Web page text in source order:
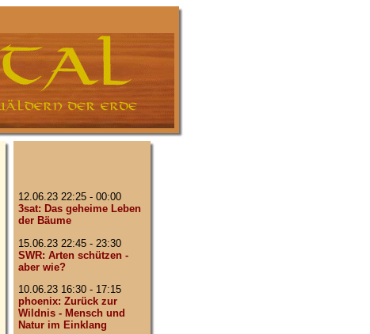
12.06.23 22:25 - 00:00
3sat: Das geheime Leben
der Bäume
15.06.23 22:45 - 23:30
SWR: Arten schützen -
aber wie?
10.06.23 16:30 - 17:15
phoenix: Zurück zur
Wildnis - Mensch und
Natur im Einklang